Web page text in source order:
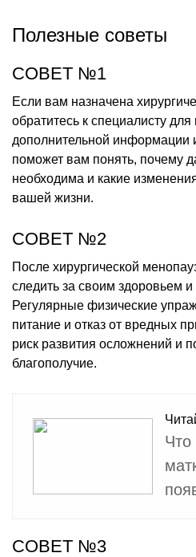
Полезные советы
СОВЕТ №1
Если вам назначена
обратитесь к специалисту для
дополнительной информации
поможет вам понять, почему
необходима и какие
вашей жизни.
СОВЕТ №2
После хирургической
следить за своим здоровьем
Регулярные физические
питание и отказ от вредных
риск развития осложнений и
благополучие.
Что
СОВЕТ №3